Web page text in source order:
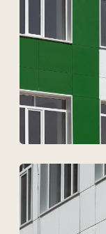
Техновид —
сөйлейтін